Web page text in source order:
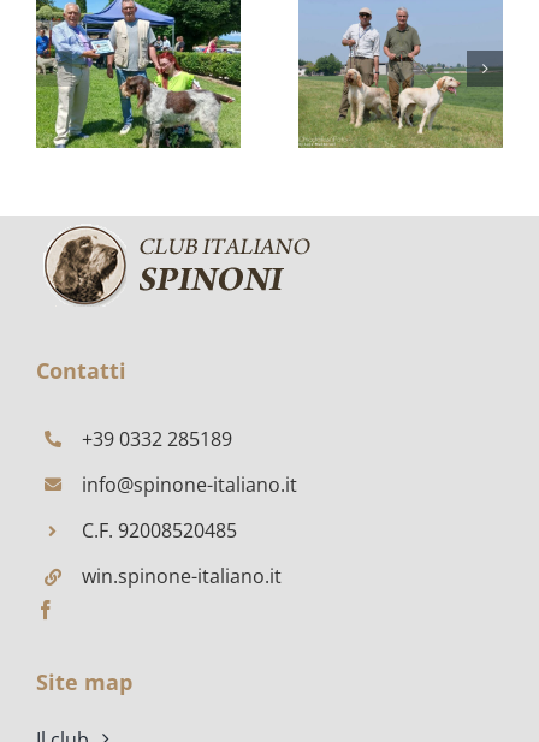
QUARGNOLO
IL
TREDICESIMO
MENTINO
PORTIOLI
RAZZE
ITALIANE
DI VOLTA
2023
Contatti
+39 0332 285189
info@spinone-italiano.it
C.F. 92008520485
win.spinone-italiano.it
Site map